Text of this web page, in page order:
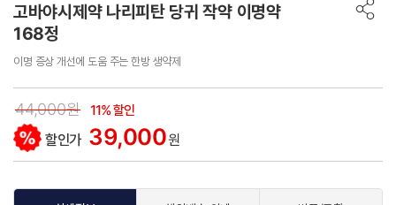
고바야시제약 나리피탄 당귀 작약 이명약
168정
이명 증상 개선에 도움 주는 한방 생약제
44,000원 11% 할인
할인가 39,000원